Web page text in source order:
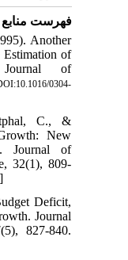
فهرست منابع
Another
Estimation of
Journal of
0304-
C., &
New
Journal of
32(1), 809-
Deficit,
Journal
827-840.